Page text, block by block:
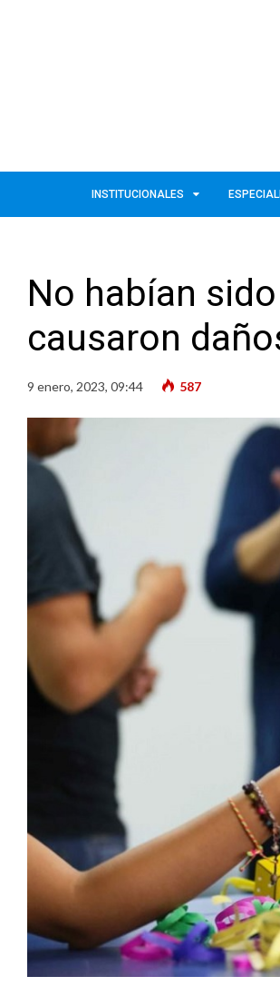
INSTITUCIONALES
No habían
causaron
9 enero, 2023, 09:44 587